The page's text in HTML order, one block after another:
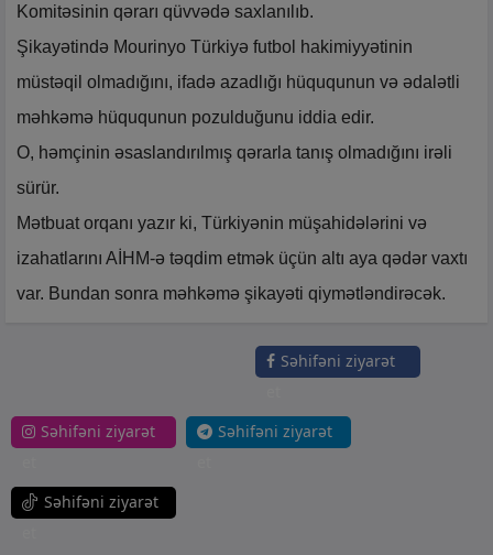
Komitəsinin qərarı qüvvədə saxlanılıb.
Şikayətində Mourinyo Türkiyə futbol hakimiyyətinin
müstəqil olmadığını, ifadə azadlığı hüququnun və ədalətli
məhkəmə hüququnun pozulduğunu iddia edir.
O, həmçinin əsaslandırılmış qərarla tanış olmadığını irəli
sürür.
Mətbuat orqanı yazır ki, Türkiyənin müşahidələrini və
izahatlarını AİHM-ə təqdim etmək üçün altı aya qədər vaxtı
var. Bundan sonra məhkəmə şikayəti qiymətləndirəcək.
Səhifəni ziyarət
Səhifəni ziyarət
Səhifəni ziyarət
Səhifəni ziyarət